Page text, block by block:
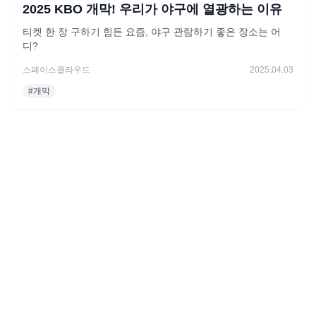
2025 KBO 개막! 우리가 야구에 열광하는 이유
티켓 한 장 구하기 힘든 요즘, 야구 관람하기 좋은 장소는 어
디?
스페이스클라우드 2025.04.03
#개막